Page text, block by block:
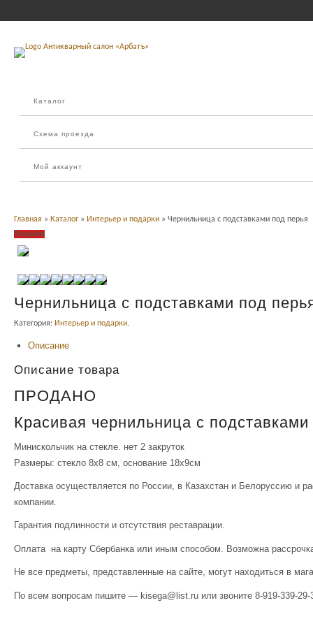
Каталог
Схема проезда
Мой аккаунт
Главная » Каталог » Интерьер и подарки » Чернильница с подставками под перья
Продано
Чернильница с подставками под
Категория: Интерьер и подарки.
Описание
Описание товара
ПРОДАНО
Красивая чернильница с
Минискольчик на стекле. нет 2 закруток
Размеры: стекло 8х8 см, основание 18х9см
Доставка осуществляется по России, в Казахстан и Белоруссию и
компании.
Гарантия подлинности и отсутствия реставрации.
Оплата на карту Сбербанка или иным способом. Возможна
Не все предметы, представленные на сайте, могут находиться в
По всем вопросам пишите — kisega@list.ru или звоните 8-919-339-29-